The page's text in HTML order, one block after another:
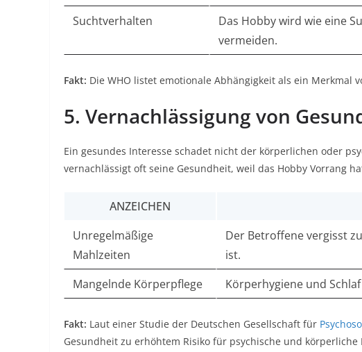
Suchtverhalten
Das Hobby wird wie eine
vermeiden.
Fakt: Die WHO listet emotionale Abhängigkeit als ein Merkmal
5. Vernachlässigung von
Ein gesundes Interesse schadet nicht der körperlichen oder
vernachlässigt oft seine Gesundheit, weil das Hobby Vorrang
ANZEICHEN
Unregelmäßige
Mahlzeiten
Der Betroffene vergisst
ist.
Mangelnde Körperpflege
Körperhygiene und
Fakt: Laut einer Studie der Deutschen Gesellschaft für
Gesundheit zu erhöhtem Risiko für psychische und körperliche